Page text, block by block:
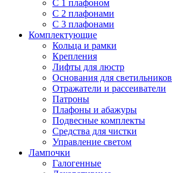
С 1 плафоном
С 2 плафонами
С 3 плафонами
Комплектующие
Кольца и рамки
Крепления
Лифты для люстр
Основания для светильников
Отражатели и рассеиватели
Патроны
Плафоны и абажуры
Подвесные комплекты
Средства для чистки
Управление светом
Лампочки
Галогенные